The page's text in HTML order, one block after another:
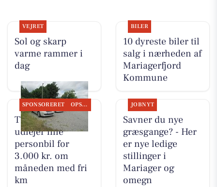
VEJRET
Sol og skarp
varme rammer i
dag
BILER
10 dyreste biler til
salg i nærheden af
Mariagerfjord
Kommune
SPONSORERET OPSLAGSTAVLEN
TT CARS ApS
udlejer lille
personbil for
3.000 kr. om
måneden med fri
km
JOBNYT
Savner du nye
græsgange? - Her
er nye ledige
stillinger i
Mariager og
omegn